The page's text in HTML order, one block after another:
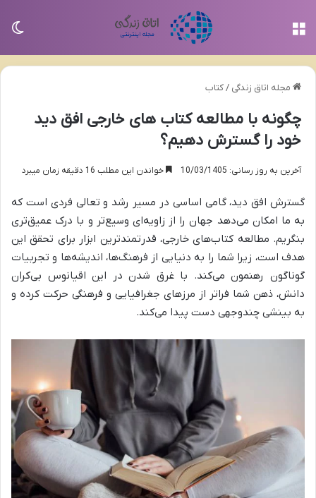
مجله اتاق زندگی /کتاب
چگونه با مطالعه کتاب های خارجی افق دید
خود را گسترش دهیم؟
آخرین به روز رسانی: 10/03/1405 خواندن این مطلب 16 دقیقه زمان میبرد
گسترش افق دید، گامی اساسی در مسیر رشد و تعالی فردی است که
به ما امکان می‌دهد جهان را از زاویه‌ای وسیع‌تر و با درک عمیق‌تری
بنگریم. مطالعه کتاب‌های خارجی، قدرتمندترین ابزار برای تحقق این
هدف است، زیرا شما را به دنیایی از فرهنگ‌ها، اندیشه‌ها و تجربیات
گوناگون رهنمون می‌کند. با غرق شدن در این اقیانوس بی‌کران
دانش، ذهن شما فراتر از مرزهای جغرافیایی و فرهنگی حرکت کرده و
به بینشی چندوجهی دست پیدا می‌کند.